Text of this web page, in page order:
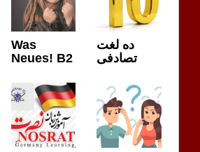
Was
Neues! B2
ده لغت
تصادفی